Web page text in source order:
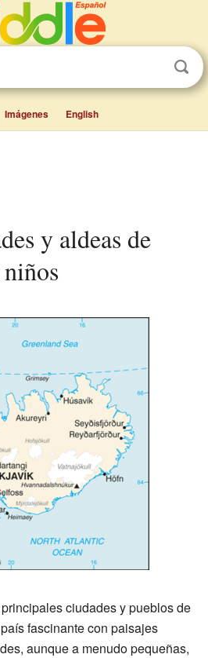
Imágenes English
ciudades y pueblos de
fascinante con paisajes
aunque a menudo pequeñas,